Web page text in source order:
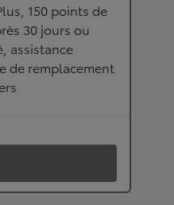
150 points de
30 jours ou
assistance
de remplacement